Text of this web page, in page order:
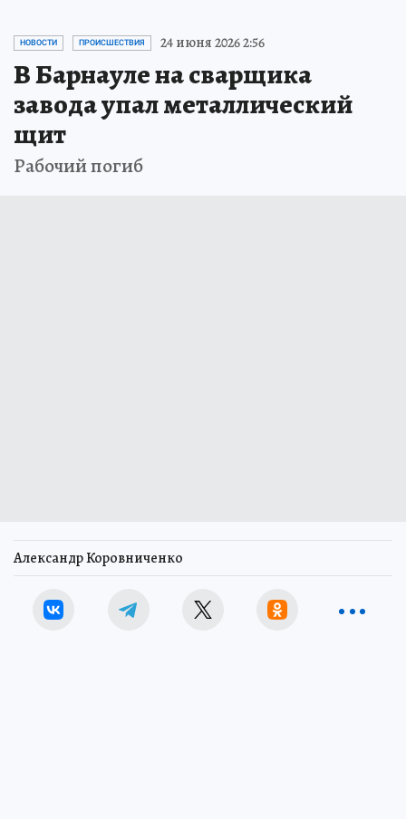
НОВОСТИ ПРОИСШЕСТВИЯ 24 июня 2026 2:56
В Барнауле на сварщика
завода упал металлический
щит
Рабочий погиб
Александр Коровниченко